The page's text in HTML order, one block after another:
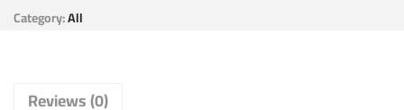
Category:All
Reviews (0)